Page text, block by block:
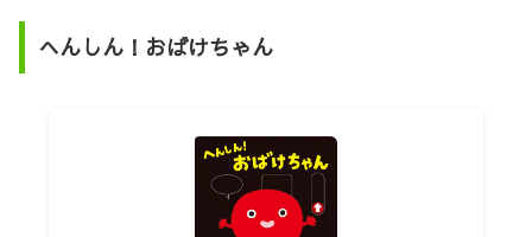
へんしん！おばけちゃん